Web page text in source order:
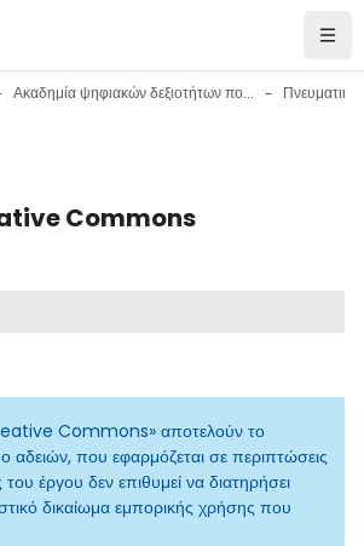
Ακαδημία ψηφιακών δεξιοτήτων πολιτών Πνευματική
Commons
Commons» αποτελούν το
αδειών, που εφαρμόζεται σε περιπτώσεις
έργου δεν επιθυμεί να διατηρήσει
δικαίωμα εμπορικής χρήσης που